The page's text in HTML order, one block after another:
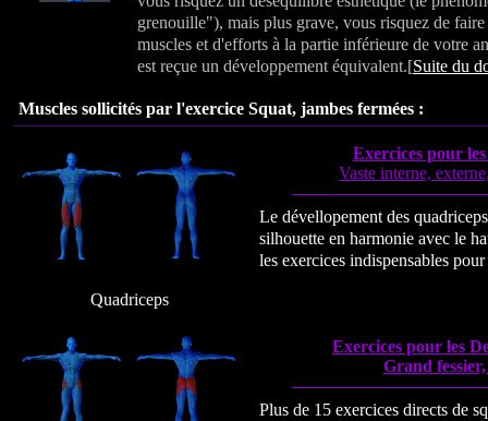
grenouille"), mais plus grave, vous risquez de
muscles et d'efforts à la partie inférieure de votre
est reçue un développement équivalent.[Suite du
Muscles sollicités par l'exercice Squat, jambes fermées :
Exercices pour
Vaste interne,
Le dévellopement des
silhouette en harmonie avec le
les exercices indispensables
Quadriceps
Exercices pour les
Grand
Plus de 15 exercices directs de